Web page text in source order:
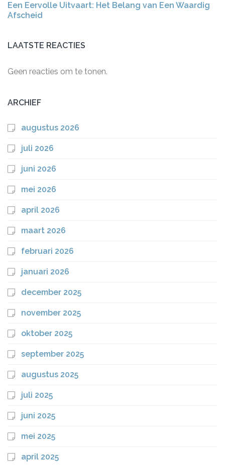
Een Eervolle Uitvaart: Het Belang van Een Waardig
Afscheid
LAATSTE REACTIES
Geen reacties om te tonen.
ARCHIEF
augustus 2026
juli 2026
juni 2026
mei 2026
april 2026
maart 2026
februari 2026
januari 2026
december 2025
november 2025
oktober 2025
september 2025
augustus 2025
juli 2025
juni 2025
mei 2025
april 2025